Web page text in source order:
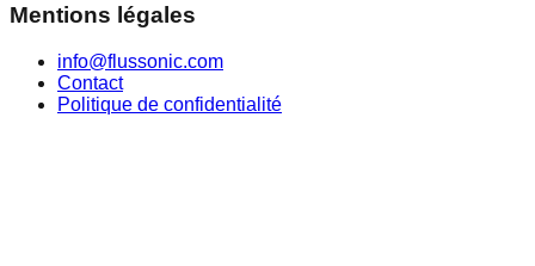
Mentions légales
info@flussonic.com
Contact
Politique de confidentialité